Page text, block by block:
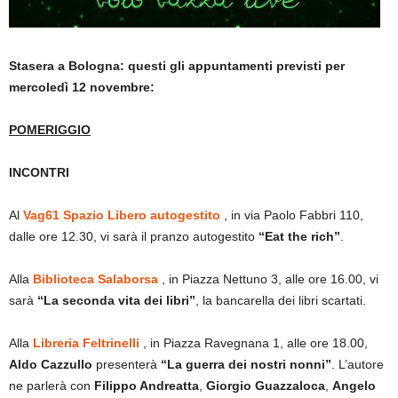
Stasera a Bologna: questi gli appuntamenti previsti per
mercoledì 12 novembre:
POMERIGGIO
INCONTRI
Al Vag61 Spazio Libero autogestito
, in via Paolo Fabbri 110,
dalle ore 12.30, vi sarà il pranzo autogestito “Eat the rich”
Alla Biblioteca Salaborsa
, in Piazza Nettuno 3, alle ore 16.00, vi
sarà “La seconda vita dei libri” , la bancarella dei libri scartati.
Alla Libreria Feltrinelli
, in Piazza Ravegnana 1, alle ore 18.00,
Aldo Cazzullo presenterà “La guerra dei nostri nonni” . L’autore
ne parlerà con Filippo Andreatta Giorgio Guazzaloca Angelo